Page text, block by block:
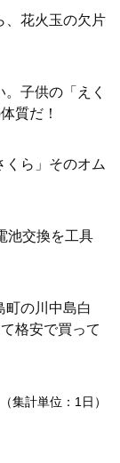
、花火玉の欠片
。子供の「えく
質だ！
くら」そのオム
池交換を工具
町の川中島白
格安で買って
（集計単位：1日）